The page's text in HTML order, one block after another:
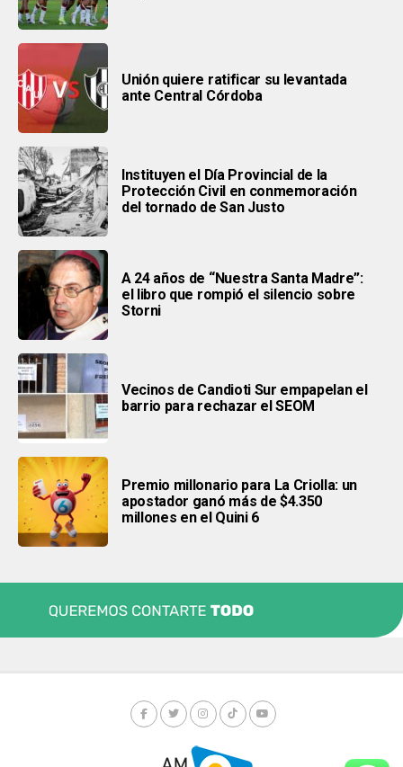
Unión quiere ratificar su levantada
ante Central Córdoba
Instituyen el Día Provincial de la
Protección Civil en conmemoración
del tornado de San Justo
A 24 años de “Nuestra Santa Madre”:
el libro que rompió el silencio sobre
Storni
Vecinos de Candioti Sur empapelan el
barrio para rechazar el SEOM
Premio millonario para La Criolla: un
apostador ganó más de $4.350
millones en el Quini 6